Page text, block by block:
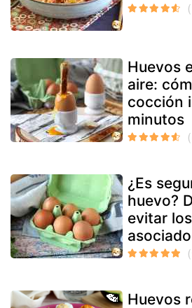
Huevos
aire:
cocción
minutos
¿Es
huevo?
evitar
Huevos